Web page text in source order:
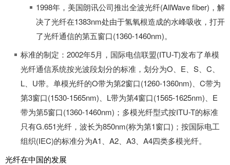
1998年，美国朗讯公司推出全波光纤(AllWave fiber)，解
决了光纤在1383nm处由于氢氧根造成的水峰吸收，打开
了光纤通信的第五窗口(1360-1460nm)。
标准的制定：2002年5月，国际电信联盟(ITU-T)发布了单模
光纤通信系统按光波段划分的标准，划分为O、E、S、C、
L、U带。单模光纤的O带为第2窗口(1260-1360nm)、C带为
第3窗口(1530-1565nm)、L带为第4窗口(1565-1625nm)、E
带为第5窗口(1360-1460nm)；多模光纤型式按ITU-T的标准
只有G.651光纤，波长为850nm(称为第1窗口)；按国际电工
组织(IEC)的标准分为A1、A2、A3、A4四类多模光纤。
光纤在中国的发展